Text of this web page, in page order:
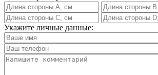
Укажите личные данные: